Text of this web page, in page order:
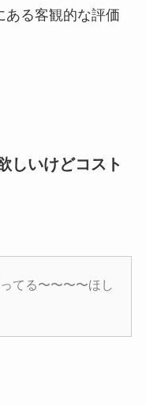
ある客観的な評価
しいけどコスト
てる〜〜〜〜ほし